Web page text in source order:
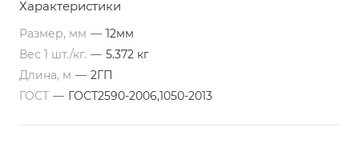
Характеристики
Размер, мм — 12мм
Вес 1 шт./кг. — 5.372 кг
Длина, м — 2ГП
ГОСТ — ГОСТ2590-2006,1050-2013